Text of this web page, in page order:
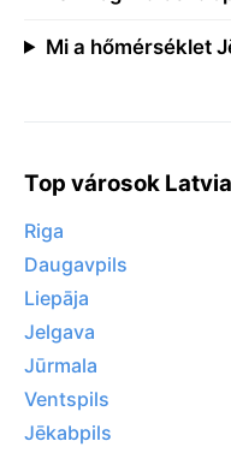
Mi a hőmérséklet
Top városok
Riga
Daugavpils
Liepāja
Jelgava
Jūrmala
Ventspils
Jēkabpils